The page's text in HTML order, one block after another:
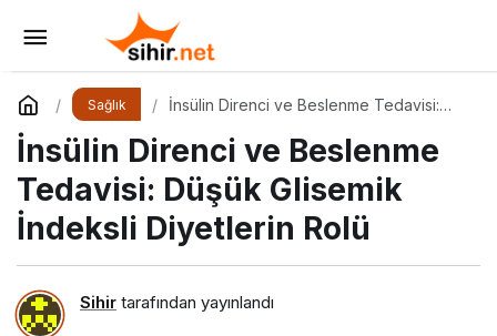
Sağlık
İnsülin Direnci ve Beslenme Tedavisi:
İnsülin Direnci ve Beslenme
Tedavisi: Düşük Glisemik
İndeksli Diyetlerin Rolü
Sihir tarafından yayınlandı
Mayıs Ayı Doğuma ve Doğum Sonrasına
Hazırlık Atölyesi
Yorum Yap